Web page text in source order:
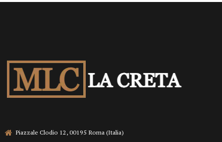
Piazzale Clodio 12, 00195 Roma (Italia)